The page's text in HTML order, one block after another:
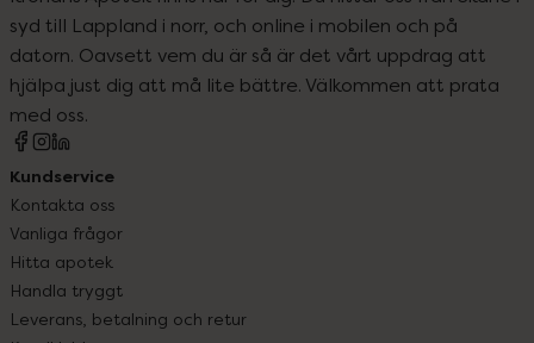
syd till Lappland i norr, och online i mobilen och på
datorn. Oavsett vem du är så är det vårt uppdrag att
hjälpa just dig att må lite bättre. Välkommen att prata
med oss.
Kundservice
Kontakta oss
Vanliga frågor
Hitta apotek
Handla tryggt
Leverans, betalning och retur